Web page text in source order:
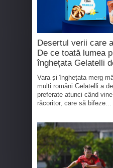
Desertul verii care
De ce toată lumea
înghețata Gelatelli
Vara și înghețata merg
mulți români Gelatelli a
preferate atunci când
răcoritor, care să bifeze...